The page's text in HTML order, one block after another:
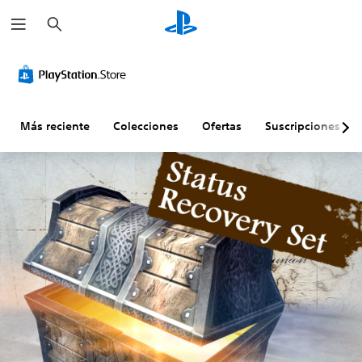
u
s
r
Más reciente Colecciones Ofertas Suscripciones